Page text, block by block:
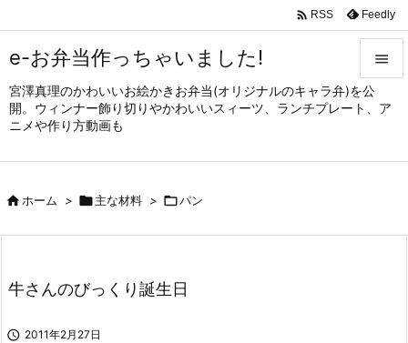
e-お弁当作っちゃいました!
宮澤真理のかわいいお絵かきお弁当(オリジナルのキャラ弁)を公
開。ウィンナー飾り切りやかわいいスィーツ、ランチプレート、ア
ニメや作り方動画も


メニュ
サイド

 RSS Feedly
ホーム > 主な材料 > パン
牛さんのびっくり誕生日
 2011年2月27日